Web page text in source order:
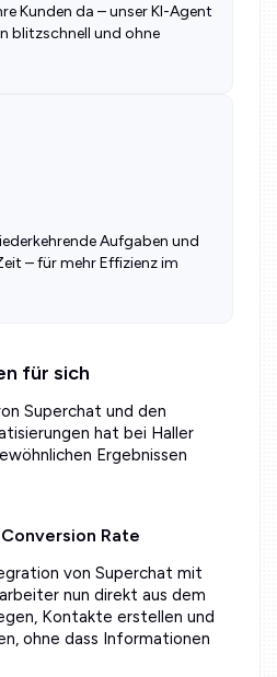
Kunden da – unser KI-Agent
blitzschnell und ohne
Aufgaben und
– für mehr Effizienz im
für sich
Superchat und den
hat bei Haller
Ergebnissen
Rate
von Superchat mit
nun direkt aus dem
Kontakte erstellen und
ohne dass Informationen